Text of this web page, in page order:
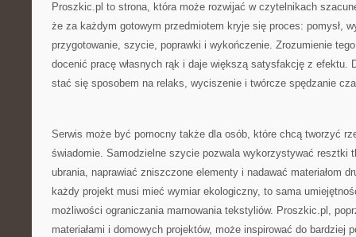
Proszkic.pl to strona, która może rozwijać w czytelnikach
że za każdym gotowym przedmiotem kryje się proces: pomysł,
przygotowanie, szycie, poprawki i wykończenie. Zrozumienie
docenić pracę własnych rąk i daje większą satysfakcję z efektu.
stać się sposobem na relaks, wyciszenie i twórcze spędzanie
Serwis może być pomocny także dla osób, które chcą tworzyć
świadomie. Samodzielne szycie pozwala wykorzystywać resztki
ubrania, naprawiać zniszczone elementy i nadawać materiałom
każdy projekt musi mieć wymiar ekologiczny, to sama
możliwości ograniczania marnowania tekstyliów. Proszkic.pl,
materiałami i domowych projektów, może inspirować do bardziej